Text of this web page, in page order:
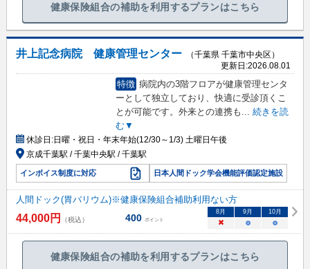
健康保険組合の補助を利用するプランはこちら
井上記念病院 健康管理センター
（千葉県 千葉市中央区）
更新日:2026.08.01
特徴 病院内の3階フロアが健康管理センタ
ーとして独立しており、快適に受診頂くこ
とが可能です。外来との連携も ... 続きを読
む▼
休診日:日曜・祝日・年末年始(12/30～1/3) 土曜日午後
京成千葉駅 / 千葉中央駅 / 千葉駅
インボイス制度に対応 日本人間ドック学会機能評価認定施設
人間ドック(胃バリウム)※健康保険組合補助利用ない方
44,000円 （税込） 400 ポイント
8月 9月 10月
× ○ ○
健康保険組合の補助を利用するプランはこちら